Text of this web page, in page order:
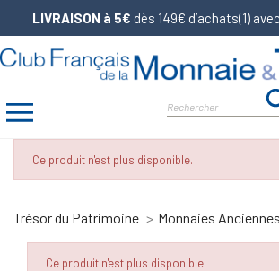
LIVRAISON à 5€ dès 149€ d’achats(1)
Ce produit n'est plus disponible.
Trésor du Patrimoine Monnaies Anciennes
Ce produit n'est plus disponible.